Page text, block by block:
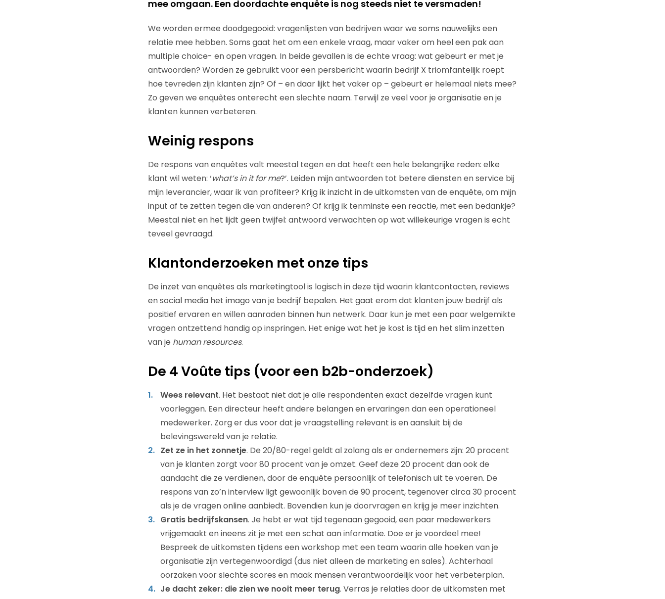
mee omgaan. Een doordachte enquête is nog steeds niet te versmaden!
We worden ermee doodgegooid: vragenlijsten van bedrijven waar we soms nauwelijks een
relatie mee hebben. Soms gaat het om een enkele vraag, maar vaker om heel een pak aan
multiple choice- en open vragen. In beide gevallen is de echte vraag: wat gebeurt er met je
antwoorden? Worden ze gebruikt voor een persbericht waarin bedrijf X triomfantelijk roept
hoe tevreden zijn klanten zijn? Of – en daar lijkt het vaker op – gebeurt er helemaal niets mee?
Zo geven we enquêtes onterecht een slechte naam. Terwijl ze veel voor je organisatie en je
klanten kunnen verbeteren.
Weinig respons
De respons van enquêtes valt meestal tegen en dat heeft een hele belangrijke reden: elke
klant wil weten: ‘what’s in it for me?’. Leiden mijn antwoorden tot betere diensten en service bij
mijn leverancier, waar ik van profiteer? Krijg ik inzicht in de uitkomsten van de enquête, om mijn
input af te zetten tegen die van anderen? Of krijg ik tenminste een reactie, met een bedankje?
Meestal niet en het lijdt geen twijfel: antwoord verwachten op wat willekeurige vragen is echt
teveel gevraagd.
Klantonderzoeken met onze tips
De inzet van enquêtes als marketingtool is logisch in deze tijd waarin klantcontacten, reviews
en social media het imago van je bedrijf bepalen. Het gaat erom dat klanten jouw bedrijf als
positief ervaren en willen aanraden binnen hun netwerk. Daar kun je met een paar welgemikte
vragen ontzettend handig op inspringen. Het enige wat het je kost is tijd en het slim inzetten
van je human resources.
De 4 Voûte tips (voor een b2b-onderzoek)
Wees relevant. Het bestaat niet dat je alle respondenten exact dezelfde vragen kunt
voorleggen. Een directeur heeft andere belangen en ervaringen dan een operationeel
medewerker. Zorg er dus voor dat je vraagstelling relevant is en aansluit bij de
belevingswereld van je relatie.
Zet ze in het zonnetje. De 20/80-regel geldt al zolang als er ondernemers zijn: 20 procent
van je klanten zorgt voor 80 procent van je omzet. Geef deze 20 procent dan ook de
aandacht die ze verdienen, door de enquête persoonlijk of telefonisch uit te voeren. De
respons van zo’n interview ligt gewoonlijk boven de 90 procent, tegenover circa 30 procent
als je de vragen online aanbiedt. Bovendien kun je doorvragen en krijg je meer inzichten.
Gratis bedrijfskansen. Je hebt er wat tijd tegenaan gegooid, een paar medewerkers
vrijgemaakt en ineens zit je met een schat aan informatie. Doe er je voordeel mee!
Bespreek de uitkomsten tijdens een workshop met een team waarin alle hoeken van je
organisatie zijn vertegenwoordigd (dus niet alleen de marketing en sales). Achterhaal
oorzaken voor slechte scores en maak mensen verantwoordelijk voor het verbeterplan.
Je dacht zeker: die zien we nooit meer terug. Verras je relaties door de uitkomsten met